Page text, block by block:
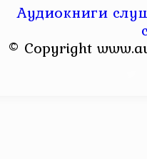
Аудиокниги
© Copyright